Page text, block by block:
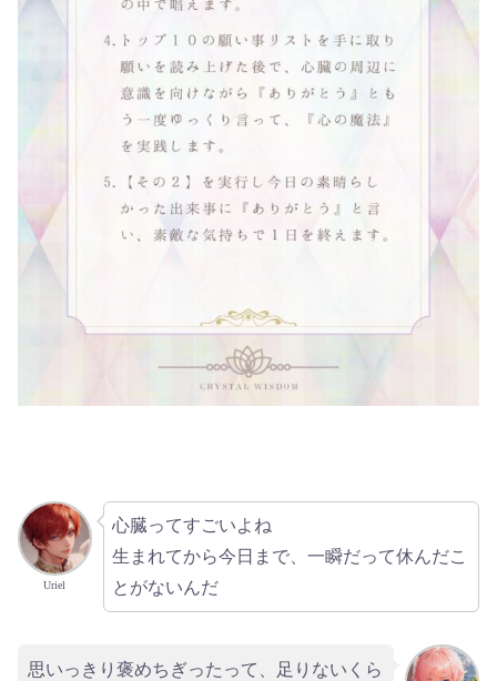
Uriel
心臓ってすごいよね
生まれてから今日まで、一瞬だって休んだこ
とがないんだ
思いっきり褒めちぎったって、足りないくら